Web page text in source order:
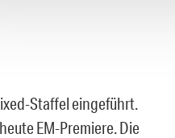
Staffel eingeführt.
EM-Premiere. Die